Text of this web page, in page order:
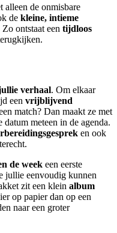
alleen de onmisbare
de kleine, intieme
ontstaat een tijdloos
verhaal. Om elkaar
een vrijblijvend
match? Dan maakt ze met
meteen in de agenda.
en ook
de week een eerste
jullie eenvoudig kunnen
zit een klein album
op papier dan op een
naar een groter